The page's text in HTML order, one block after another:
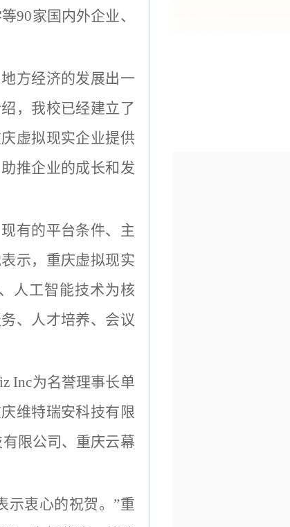
90家国内外企业、
方经济的发展出一
，我校已经建立了
虚拟现实企业提供
推企业的成长和发
有的平台条件、主
示，重庆虚拟现实
人工智能技术为核
、人才培养、会议
Inc为名誉理事长单
维特瑞安科技有限
限公司、重庆云幕
示衷心的祝贺。”重